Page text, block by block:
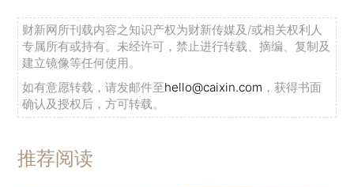
财新网所刊载内容之知识产权为财新传媒及/或相关权利人
专属所有或持有。未经许可，禁止进行转载、摘编、复制及
建立镜像等任何使用。
如有意愿转载，请发邮件至hello@caixin.com ，获得书面
确认及授权后，方可转载。
推荐阅读